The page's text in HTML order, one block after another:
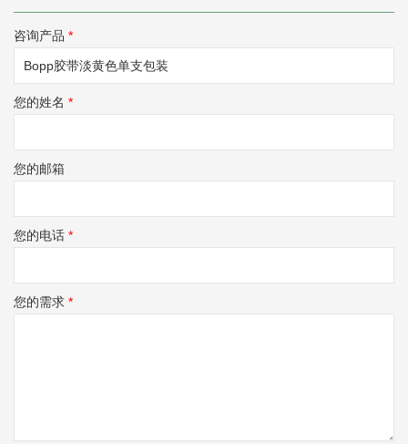
咨询产品 *
您的姓名 *
您的邮箱
您的电话 *
您的需求 *